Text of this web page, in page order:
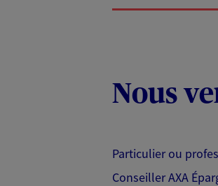
Nous
Particulier ou
Conseiller AXA